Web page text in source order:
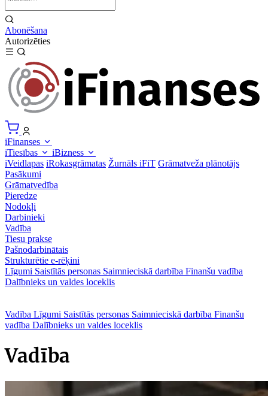
Abonēšana
Autorizēties
iFinanses
iTiesības
iBizness
iVeidlapas iRokasgrāmatas Žurnāls iFiT Grāmatveža plānotājs
Pasākumi
Grāmatvedība
Pieredze
Nodokļi
Darbinieki
Vadība
Tiesu prakse
Pašnodarbinātais
Strukturētie e-rēķini
Līgumi Saistītās personas Saimnieciskā darbība Finanšu vadība
Dalībnieks un valdes loceklis
Vadība Līgumi Saistītās personas Saimnieciskā darbība Finanšu
vadība Dalībnieks un valdes loceklis
Vadība